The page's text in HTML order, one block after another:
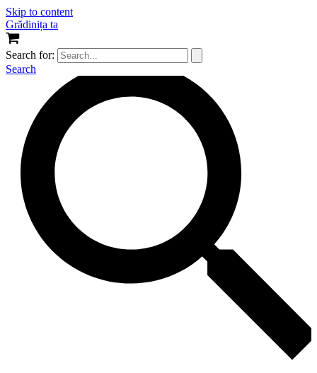
Skip to content
Grădinița ta
Search for:
Search